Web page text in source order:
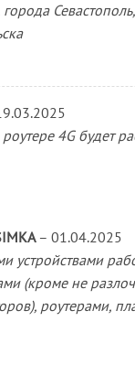
4G будет
– 01.04.2025
устройствами
(кроме не
роутерами,